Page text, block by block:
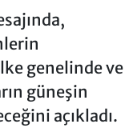
genelinde ve
güneşin
açıkladı.